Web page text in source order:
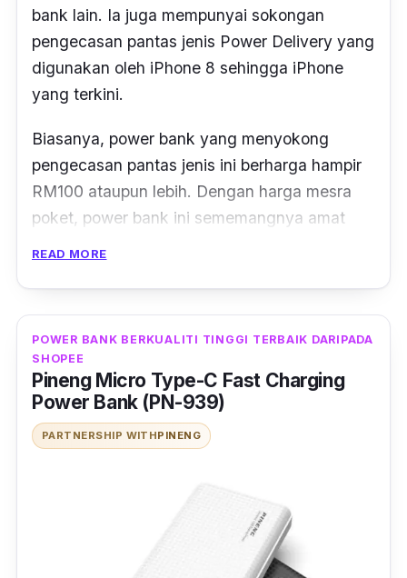
bank lain. Ia juga mempunyai sokongan
pengecasan pantas jenis Power Delivery yang
digunakan oleh iPhone 8 sehingga iPhone
yang terkini.
Biasanya, power bank yang menyokong
pengecasan pantas jenis ini berharga hampir
RM100 ataupun lebih. Dengan harga mesra
poket, power bank ini sememangnya amat
READ MORE
POWER BANK BERKUALITI TINGGI TERBAIK DARIPADA
SHOPEE
Pineng Micro Type-C Fast Charging
Power Bank (PN-939)
PARTNERSHIP WITHPINENG